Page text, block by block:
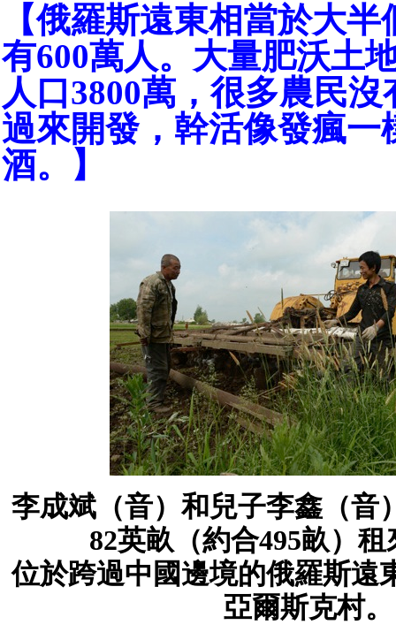
【俄羅斯遠東相當於大
有600萬人。大量肥沃土
人口3800萬，很多農民
過來開發，幹活像發瘋一
酒。】
李成斌（音）和兒子李鑫（音
82英畝（約合495畝）
位於跨過中國邊境的俄羅斯遠
亞爾斯克村。